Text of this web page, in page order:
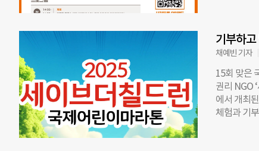
은 “의료
포럼 대표
이어 주제
Gomes)
응 방향’을
발전 방안’
위한 로드
손혁상 경
기부하
채예빈 기자
15회 맞은
권리 NGO
에서 개최
체험과 기